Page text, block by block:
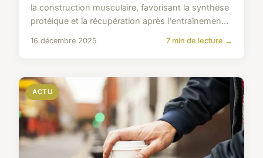
la construction musculaire, favorisant la synthèse
protéique et la récupération après l'entraînemen...
16 décembre 2025 7 min de lecture →
ACTU